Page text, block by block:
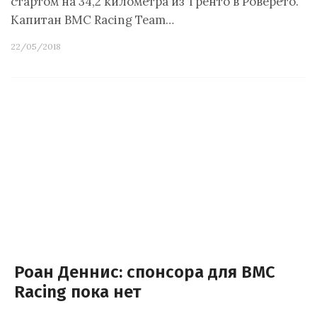
Капитан BMC Racing Team…
22/05/2018
Роан Деннис: спонсора для BMC
Racing пока нет